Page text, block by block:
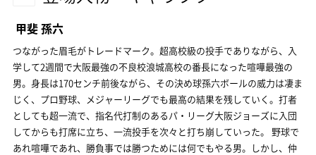
甲斐 孫六
つながった眉毛がトレードマーク。超高校級の投手でありながら、入
学して2週間で大阪最強の不良校浪城高校の番長になった喧嘩最強の
男。身長は170センチ前後ながら、その決め球孫六ボールの威力は凄ま
じく、プロ野球、メジャーリーグでも最高の結果を残していく。打者
としても超一流で、指名代打制のあるパ・リーグ大阪ジョーズに入団
してからも打席に立ち、一流投手を次々と打ち崩していった。 野球で
あれ喧嘩であれ、勝負事では勝つためには何でもやる男。しかし、仲